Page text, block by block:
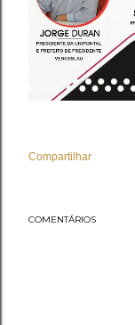
Compartilhar
COMENTÁRIOS